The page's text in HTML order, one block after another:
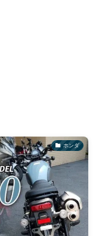
ホンダ